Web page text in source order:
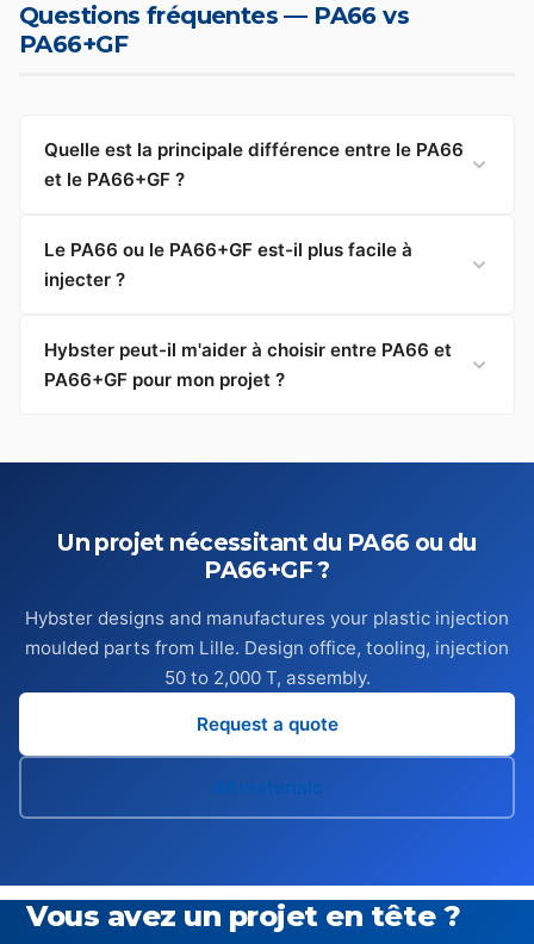
Questions fréquentes — PA66 vs
PA66+GF
Quelle est la principale différence entre le PA66
et le PA66+GF ?
Le PA66 ou le PA66+GF est-il plus facile à
injecter ?
Hybster peut-il m'aider à choisir entre PA66 et
PA66+GF pour mon projet ?
Un projet nécessitant du PA66 ou du
PA66+GF ?
Hybster designs and manufactures your plastic injection
moulded parts from Lille. Design office, tooling, injection
50 to 2,000 T, assembly.
Request a quote
All materials
Vous avez un projet en tête ?